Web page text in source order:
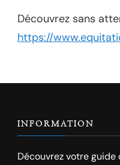
Découvrez sans
https://
INFORMATION
Découvrez votre